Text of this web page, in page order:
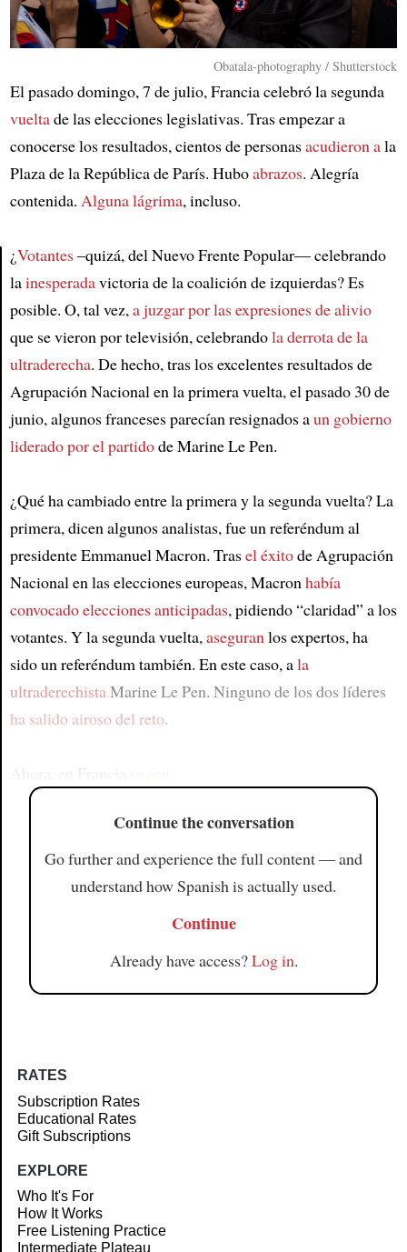
Obatala-photography / Shutterstock
El pasado domingo, 7 de julio, Francia celebró la segunda
vueltade las elecciones legislativas. Tras empezar a
conocerse los resultados, cientos de personasacudieron ala
Plaza de la República de París. Huboabrazos. Alegría
contenida. Alguna lágrima, incluso.
¿Votantes–quizá, del Nuevo Frente Popular— celebrando
lainesperadavictoria de la coalición de izquierdas? Es
posible. O, tal vez,a juzgar por las expresiones de alivio
que se vieron por televisión, celebrandola derrota de la
ultraderecha. De hecho, tras los excelentes resultados de
Agrupación Nacional en la primera vuelta, el pasado 30 de
junio, algunos franceses parecían resignados aun gobierno
liderado por el partidode Marine Le Pen.
¿Qué ha cambiado entre la primera y la segunda vuelta? La
primera, dicen algunos analistas, fue un referéndum al
presidente Emmanuel Macron. Trasel éxitode Agrupación
Nacional en las elecciones europeas, Macronhabía
convocado elecciones anticipadas, pidiendo “claridad” a los
votantes. Y la segunda vuelta,aseguranlos expertos, ha
sido un referéndum también. En este caso, ala
ultraderechistaMarine Le Pen. Ninguno de los dos líderes
ha salido airoso del reto.
Continue the conversation
Go further and experience the full content — and
understand how Spanish is actually used.
Continue
Already have access?Log in.
RATES
Subscription Rates
Educational Rates
Gift Subscriptions
EXPLORE
Who It's For
How It Works
Free Listening Practice
Intermediate Plateau